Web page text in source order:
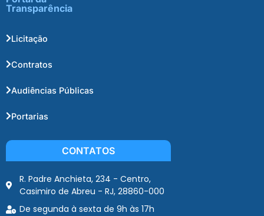
Transparência
Licitação
Contratos
Audiências Públicas
Portarias
CONTATOS
R. Padre Anchieta, 234 - Centro,
Casimiro de Abreu - RJ, 28860-000
De segunda à sexta de 9h às 17h